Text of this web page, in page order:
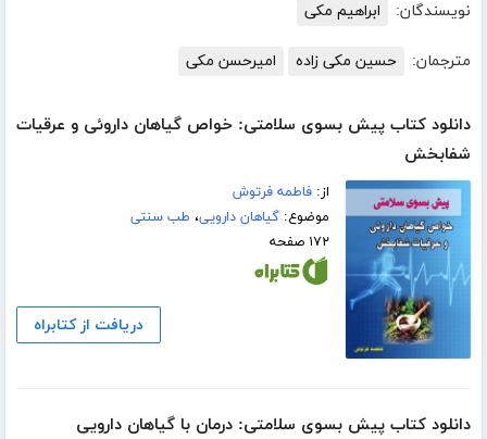
نویسندگان: ابراهیم مکی
مترجمان: حسین مکی زاده امیرحسن مکی
دانلود کتاب پیش بسوی سلامتی: خواص گیاهان داروئی و عرقیات
شفابخش
از:فاطمه فرتوش
موضوع:گیاهان دارویی، طب سنتی
۱۷۲ صفحه
دریافت از کتابراه
دانلود کتاب پیش بسوی سلامتی: درمان با گیاهان دارویی